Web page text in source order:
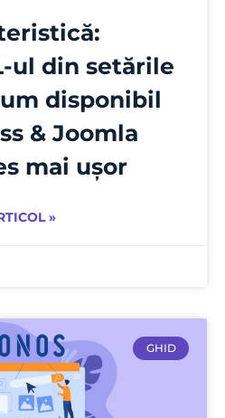
ul din setările
disponibil
& Joomla
mai ușor
»
GHID